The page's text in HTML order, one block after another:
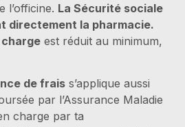
l’officine. La Sécurité sociale
directement la pharmacie.
est réduit au minimum,
de frais s’applique aussi
par l’Assurance Maladie
charge par ta